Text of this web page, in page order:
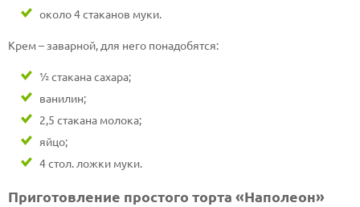
около 4 стаканов муки.
Крем – заварной, для него понадобятся:
½ стакана сахара;
ванилин;
2,5 стакана молока;
яйцо;
4 стол. ложки муки.
Приготовление простого торта «Наполеон»